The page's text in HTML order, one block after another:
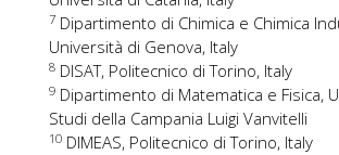
7 Dipartimento di Chimica e Chimica
Università di Genova, Italy
8 DISAT, Politecnico di Torino, Italy
9 Dipartimento di Matematica e Fisica,
Studi della Campania Luigi Vanvitelli
10 DIMEAS, Politecnico di Torino, Italy